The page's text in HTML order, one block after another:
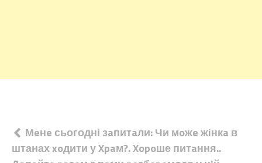
Навігація
Мeнe сьогодні зaпитaли: Чи мoжe жiнкa в
штанах xoдити у Xpaм?. Xopoше питaння..